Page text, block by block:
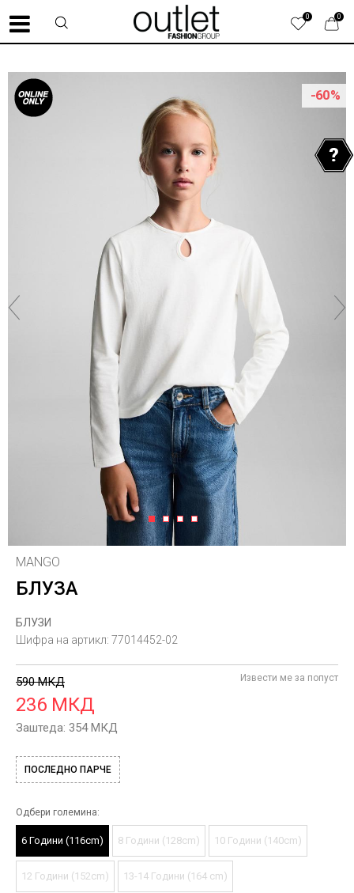
0
0
1 2 3 4
-60%
MANGO
БЛУЗА
БЛУЗИ
Шифра на артикл: 77014452-02
590 МКД
236 МКД
Заштеда: 354 МКД
Извести ме за попуст
ПОСЛЕДНО ПАРЧЕ
Одбери големина:
6 Години (116cm) 8 Години (128cm) 10 Години (140cm)
12 Години (152cm) 13-14 Години (164 cm)